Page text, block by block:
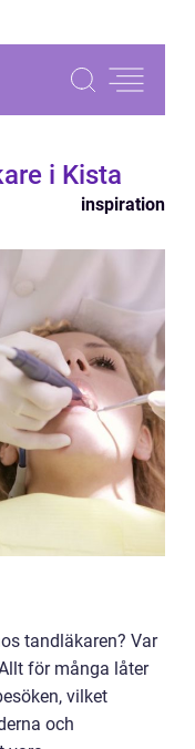
i Kista
inspiration
tandläkaren? Var
för många låter
vilket
och